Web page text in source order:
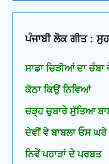
ਪੰਜਾਬੀ ਲੋਕ ਗੀਤ :
ਸਾਡਾ ਚਿੜੀਆਂ ਦਾ ਚੰਬਾ
ਕੋਠਾ ਕਿਉਂ ਨਿਵਿਆਂ
ਚੜ੍ਹ ਚੁਬਾਰੇ ਸੁੱਤਿਆ
ਦੇਵੀਂ ਵੇ ਬਾਬਲਾ ਓਸ ਘਰੇ
ਨਿਵੇਂ ਪਹਾੜਾਂ ਦੇ ਪਰਬਤ